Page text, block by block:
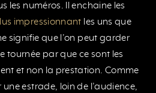
les numéros. Il enchaine les
impressionnant les uns que
signifie que l’on peut garder
tournée par que ce sont les
et non la prestation. Comme
estrade, loin de l’audience,